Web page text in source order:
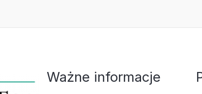
Ważne informacje